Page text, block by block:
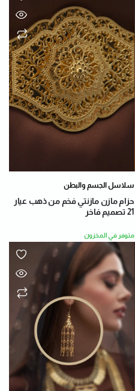
سلاسل الجسم والبطن
حزام مازن مازنتي فخم من ذهب عيار
21 تصميم فاخر
متوفر في المخزون